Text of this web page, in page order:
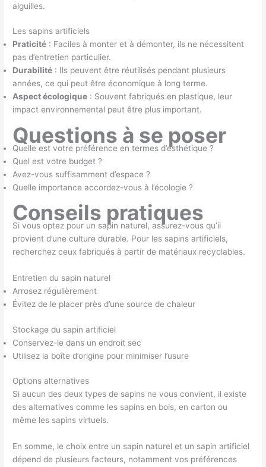
aiguilles.
Les sapins artificiels
Praticité : Faciles à monter et à démonter, ils ne nécessitent
pas d’entretien particulier.
Durabilité : Ils peuvent être réutilisés pendant plusieurs
années, ce qui peut être économique à long terme.
Aspect écologique : Souvent fabriqués en plastique, leur
impact environnemental peut être plus important.
Questions à se poser
Quelle est votre préférence en termes d’esthétique ?
Quel est votre budget ?
Avez-vous suffisamment d’espace ?
Quelle importance accordez-vous à l’écologie ?
Conseils pratiques
Si vous optez pour un sapin naturel, assurez-vous qu’il
provient d’une culture durable. Pour les sapins artificiels,
recherchez ceux fabriqués à partir de matériaux recyclables.
Entretien du sapin naturel
Arrosez régulièrement
Évitez de le placer près d’une source de chaleur
Stockage du sapin artificiel
Conservez-le dans un endroit sec
Utilisez la boîte d’origine pour minimiser l’usure
Options alternatives
Si aucun des deux types de sapins ne vous convient, il existe
des alternatives comme les sapins en bois, en carton ou
même les sapins virtuels.
En somme, le choix entre un sapin naturel et un sapin artificiel
dépend de plusieurs facteurs, notamment vos préférences